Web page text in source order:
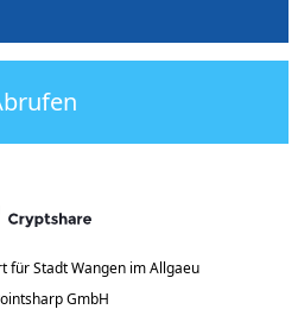
für Stadt Wangen im Allgaeu
GmbH